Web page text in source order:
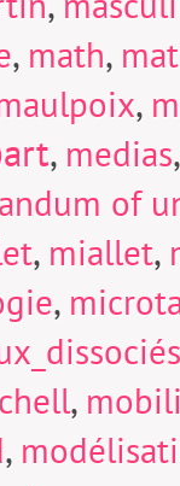
, math,
,
, medias
of
, miallet,
,
,
,